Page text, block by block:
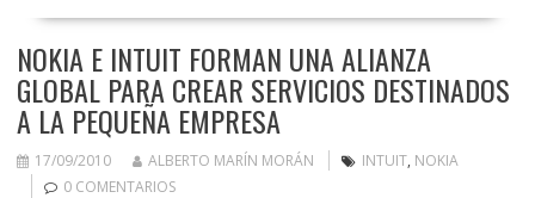
NOKIA E INTUIT FORMAN UNA ALIANZA
GLOBAL PARA CREAR SERVICIOS DESTINADOS
A LA PEQUEÑA EMPRESA
17/09/2010 ALBERTO MARÍN MORÁN INTUIT, NOKIA
0 COMENTARIOS